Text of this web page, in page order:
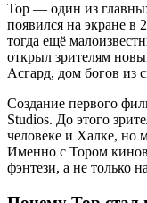
Тор — один из
появился на экране в
тогда ещё
открыл зрителям
Асгард, дом богов из
Создание первого
Studios. До этого
человеке и Халке, но
Именно с Тором
фэнтези, а не только